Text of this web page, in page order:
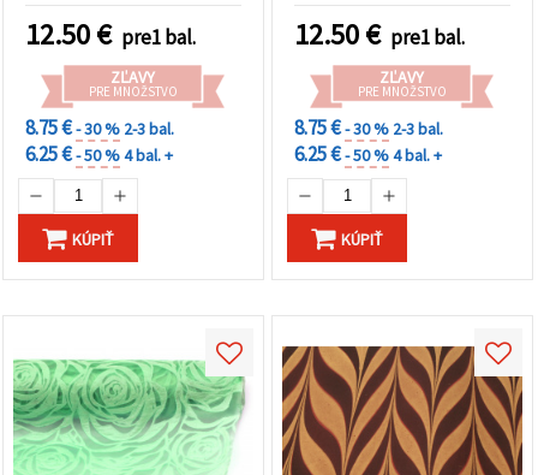
12.50€ pre1 bal.
ZĽAVY
PRE MNOŽSTVO
8.75 €- 30 % 2-3 bal.
6.25 €- 50 %4 bal. +
KÚPIŤ
hárkov
12.50€ pre1 bal.
ZĽAVY
PRE MNOŽSTVO
8.75 €- 30 % 2-3 bal.
6.25 €- 50 %4 bal. +
KÚPIŤ